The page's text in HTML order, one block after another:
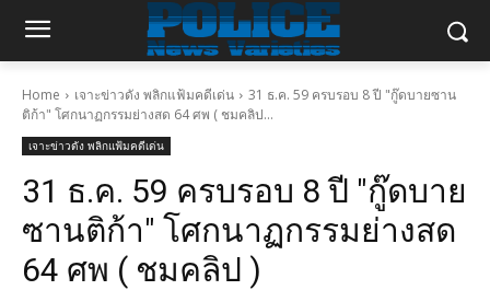
Home เจาะข่าวดัง พลิกแฟ้มคดีเด่น
31 ธ.ค. 59 ครบรอบ 8 ปี "กู๊ดบายซาน
ติก้า" โศกนาฏกรรมย่างสด 64 ศพ ( ชมคลิป...
เจาะข่าวดัง พลิกแฟ้มคดีเด่น
31 ธ.ค. 59 ครบรอบ 8 ปี "กู๊ดบาย
ซานติก้า" โศกนาฏกรรมย่างสด
64 ศพ ( ชมคลิป )